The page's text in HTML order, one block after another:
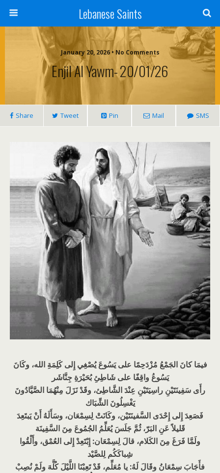
Lebanese Saints
January 20, 2026 • No Comments
Enjil Al Yawm- 20/01/26
Share Tweet Pin Mail SMS
فيمَا كانَ الجَمْعُ مُزْدَحِمًا على يَسُوعَ يُصْغِي إِلى كَلِمَةِ الله، وكَانَ
يَسُوعُ واقِفًا على شَاطِئِ بُحَيْرَةِ جِنَّاشَر
رأَى سَفِينَتَيْنِ راسِيَتَيْنِ عِنْدَ الشَّاطِئ، وقَدْ نَزَلَ مِنْهُمَا الصَّيَّادُونَ
يَغْسِلُونَ الشِّبَاك
فَصَعِدَ إِلى إِحْدَى السَّفينَتَيْن، وكَانَتْ لِسِمْعَان، وسَأَلَهُ أَنْ يَبتَعِدَ
قَليلاً عَنِ البَرّ، ثُمَّ جَلَسَ يُعَلِّمُ الجُمُوعَ مِنَ السَّفِينَة
ولَمَّا فَرَغَ مِنَ الكَلام، قالَ لِسِمْعَان: إِبْتَعِدْ إِلى العُمْق، وأَلْقُوا
شِباكَكُم لِلصَّيْد
فأَجَابَ سِمْعَانُ وقَالَ لَهُ: يا مُعَلِّم، قَدْ تَعِبْنَا اللَّيْلَ كُلَّهَ ولَمْ نُصِبْ